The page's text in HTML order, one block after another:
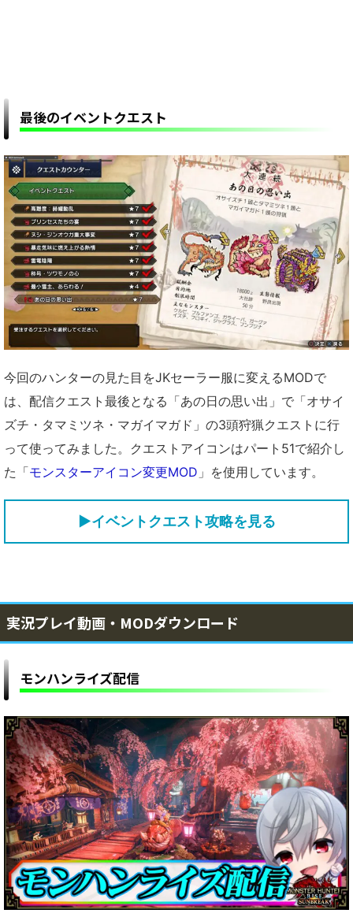
最後のイベントクエスト
今回のハンターの見た目をJKセーラー服に変えるMODで
は、配信クエスト最後となる「あの日の思い出」で「オサイ
ズチ・タマミツネ・マガイマガド」の3頭狩猟クエストに行
って使ってみました。クエストアイコンはパート51で紹介し
た「モンスターアイコン変更MOD 」を使用しています。
▶イベントクエスト攻略を見る
実況プレイ動画・MODダウンロード
モンハンライズ配信